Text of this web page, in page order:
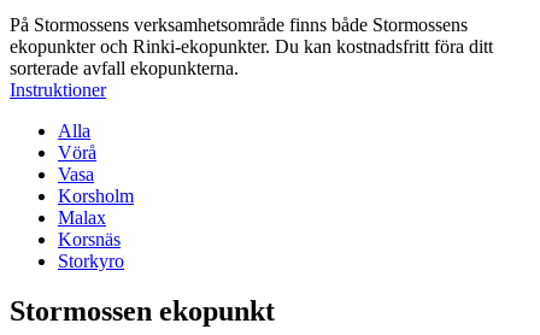
På Stormossens verksamhetsområde finns både Stormossens
ekopunkter och Rinki-ekopunkter. Du kan kostnadsfritt föra ditt
sorterade avfall ekopunkterna.
Instruktioner
Alla
Vörå
Vasa
Korsholm
Malax
Korsnäs
Storkyro
Stormossen ekopunkt